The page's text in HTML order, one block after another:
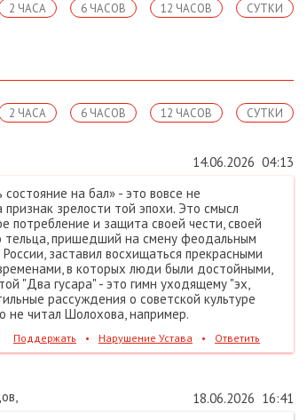
СУТКИ
12 ЧАСОВ
6 ЧАСОВ
2 ЧАСА
СУТКИ
12 ЧАСОВ
6 ЧАСОВ
2 ЧАСА
14.06.2026 04:13
на бал» - это вовсе не
зрелости той эпохи. Это смысл
потребление и защита своей чести, своей
тельца, пришедший на смену феодальным
заставил восхищаться прекрасными
в которых люди были достойными,
"Два гусара" - это гимн уходящему "эх,
рассуждения о советской культуре
не читал Шолохова, например.
Поддержать • Нарушение Устава •
Ответить
, 18.06.2026 16:41